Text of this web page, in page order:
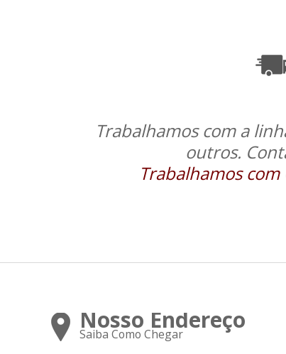
Trabalhamos com a
outros.
Trabalhamos com
Nosso Endereço
Saiba Como Chegar